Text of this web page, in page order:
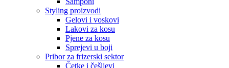
Styling proizvodi
Gelovi i voskovi
Lakovi za kosu
Pjene za kosu
Sprejevi u boji
Pribor za frizerski sektor
Četke i češljevi